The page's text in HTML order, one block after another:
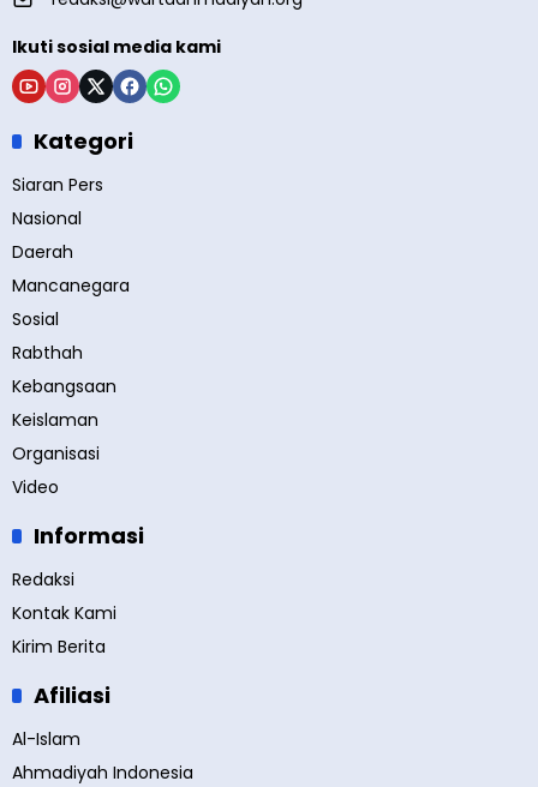
Ikuti sosial media kami
Kategori
Siaran Pers
Nasional
Daerah
Mancanegara
Sosial
Rabthah
Kebangsaan
Keislaman
Organisasi
Video
Informasi
Redaksi
Kontak Kami
Kirim Berita
Afiliasi
Al-Islam
Ahmadiyah Indonesia